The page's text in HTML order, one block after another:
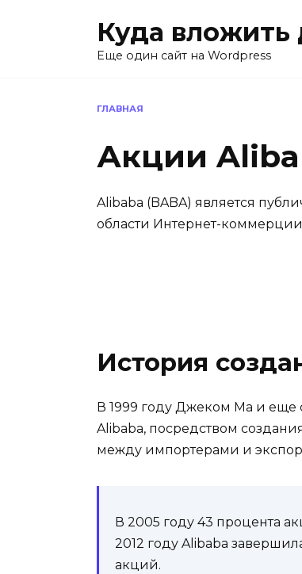
Куда вложить
Еще один сайт на Wordpress
ГЛАВНАЯ
Акции
Alibaba (BABA) является
области Интернет-
История
В 1999 году Джеком Ма и
Alibaba, посредством
между импортерами и
В 2005 году 43 процента
2012 году Alibaba
акций.